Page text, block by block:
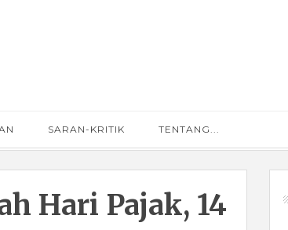
SARAN-KRITIK TENTANG...
Hari Pajak, 14